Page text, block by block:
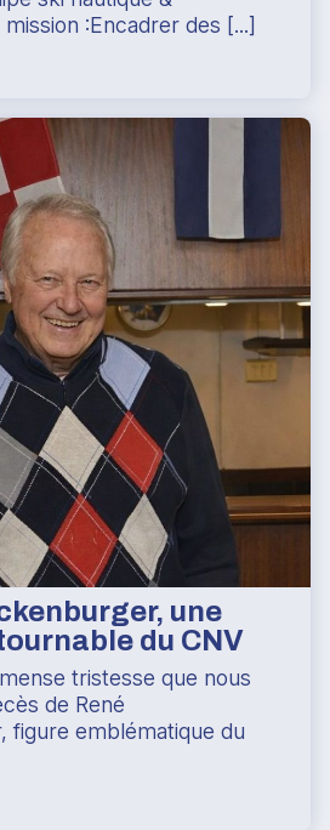
mission :Encadrer des [...]
une
du CNV
tristesse que nous
de René
figure emblématique du